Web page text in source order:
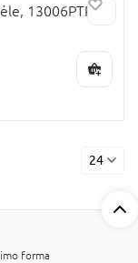
13006PTR
24
forma